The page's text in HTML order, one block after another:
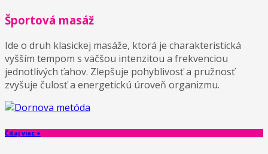
Športová masáž
Ide o druh klasickej masáže, ktorá je charakteristická
vyšším tempom s väčšou intenzitou a frekvenciou
jednotlivých ťahov. Zlepšuje pohyblivosť a pružnosť
zvyšuje čulosť a energetickú úroveň organizmu.
Čítaj viac +